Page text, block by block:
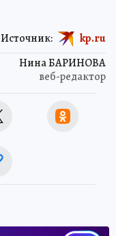
Нина БАРИНОВА
веб-редактор
Источник: kp.ru